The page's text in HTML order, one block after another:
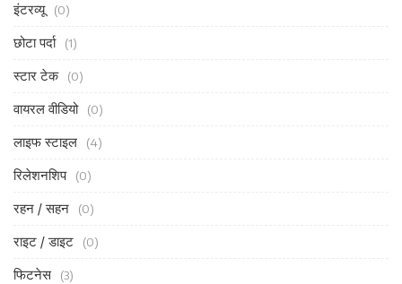
इंटरव्यू (0)
छोटा पर्दा (1)
स्टार टेक (0)
वायरल वीडियो (0)
लाइफ स्टाइल (4)
रिलेशनशिप (0)
रहन / सहन (0)
राइट / डाइट (0)
फिटनेस (3)